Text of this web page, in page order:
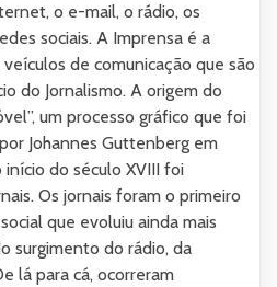
o e-mail, o rádio, os
sociais. A Imprensa é a
de comunicação que são
do Jornalismo. A origem do
um processo gráfico que foi
Johannes Guttenberg em
do século XVIII foi
Os jornais foram o primeiro
que evoluiu ainda mais
surgimento do rádio, da
lá para cá, ocorreram